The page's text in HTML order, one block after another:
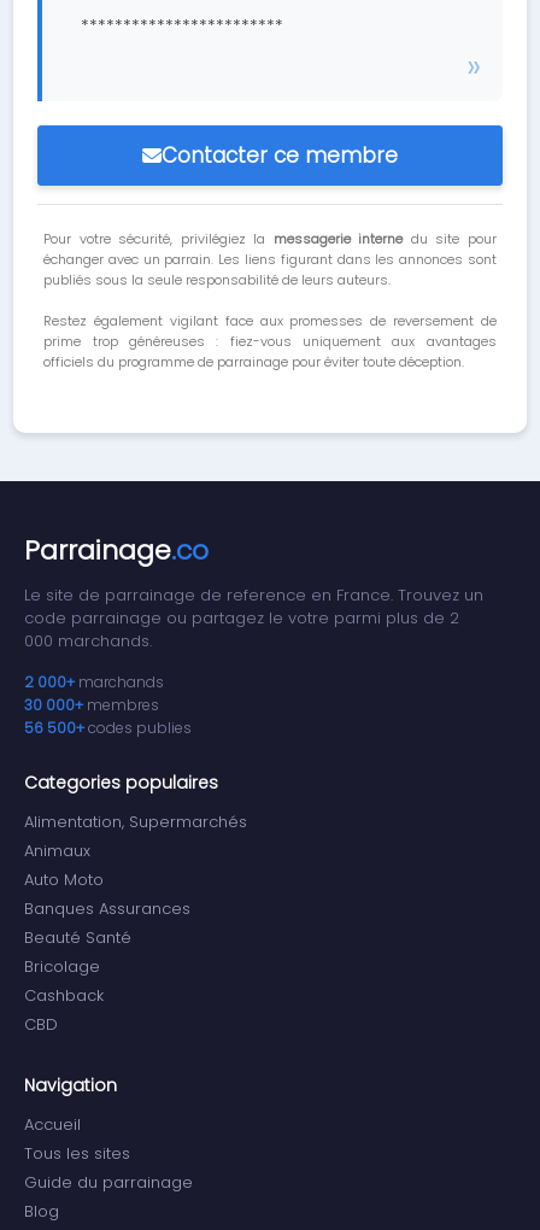
************************
Contacter ce membre
Pour votre sécurité, privilégiez la messagerie internedu site pour
échanger avec un parrain. Les liens figurant dans les annonces sont
publiés sous la seule responsabilité de leurs auteurs.
Restez également vigilant face aux promesses de reversement de
prime trop généreuses : fiez-vous uniquement aux avantages
officiels du programme de parrainage pour éviter toute déception.
Parrainage.co
Le site de parrainage de reference en France. Trouvez un
code parrainage ou partagez le votre parmi plus de 2
000 marchands.
2 000+ marchands
30 000+ membres
56 500+codes publies
Categories populaires
Alimentation, Supermarchés
Animaux
Auto Moto
Banques Assurances
Beauté Santé
Bricolage
Cashback
CBD
Navigation
Accueil
Tous les sites
Guide du parrainage
Blog